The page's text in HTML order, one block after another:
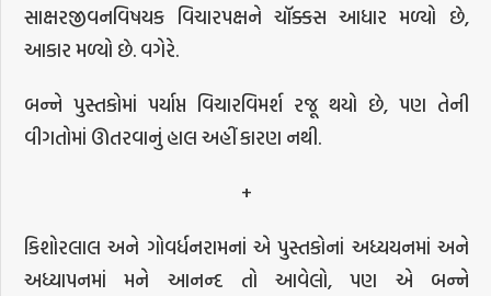
સાક્ષરજીવનવિષયક વિચારપક્ષને ચૉક્કસ આધાર મળ્યો છે,
આકાર મળ્યો છે. વગેરે.
બન્ને પુસ્તકોમાં પર્યાપ્ત વિચારવિમર્શ રજૂ થયો છે, પણ તેની
વીગતોમાં ઊતરવાનું હાલ અહીં કારણ નથી.
+
કિશોરલાલ અને ગોવર્ધનરામનાં એ પુસ્તકોનાં અધ્યયનમાં અને
અધ્યાપનમાં મને આનન્દ તો આવેલો, પણ એ બન્ને